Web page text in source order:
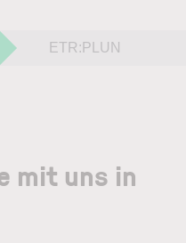
ETR:PLUN
mit uns in